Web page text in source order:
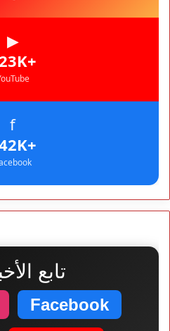
▶
+123K
f
+142K
تابع
Facebook